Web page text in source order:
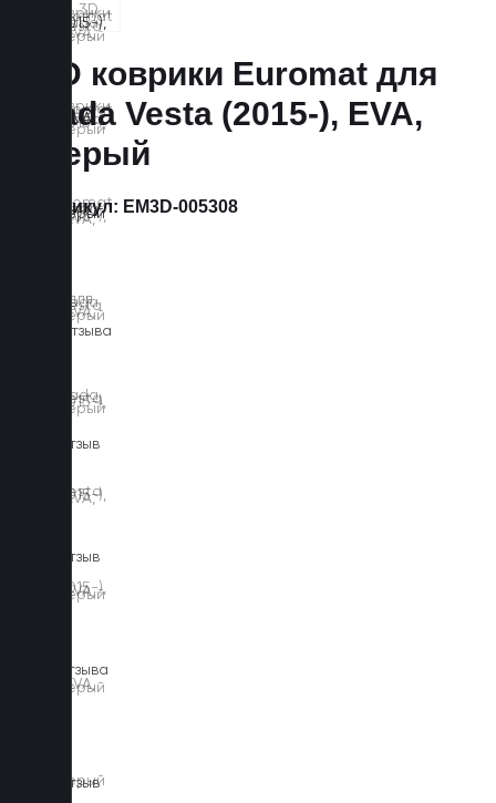
3D коврики Euromat для
Lada Vesta (2015-), EVA,
Серый
Артикул: EM3D-005308
25 отзыва
10 отзыв
10 отзыв
12 отзыва
10 отзыв